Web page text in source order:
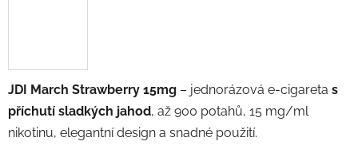
JDI March Strawberry 15mg – jednorázová e-cigareta s
příchutí sladkých jahod, až 900 potahů, 15 mg/ml
nikotinu, elegantní design a snadné použití.